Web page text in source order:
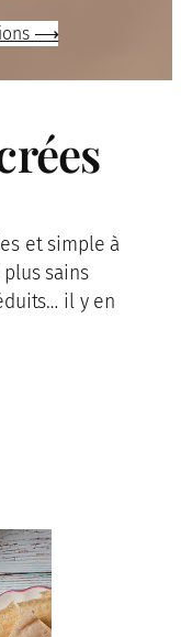
⟶
et simple à
sains
il y en